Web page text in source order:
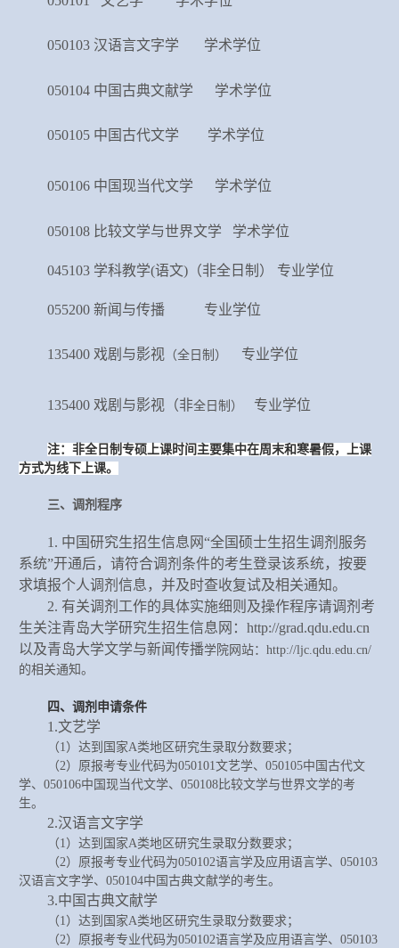
050103 汉语言文字学 学术学位
050104 中国古典文献学 学术学位
050105 中国古代文学 学术学位
050106 中国现当代文学 学术学位
050108 比较文学与世界文学 学术学位
045103 学科教学(语文)（非全日制） 专业学位
055200 新闻与传播 专业学位
135400 戏剧与影视 （全日制） 专业学位
135400 戏剧与影视 （非全日制） 专业学位
注：非全日制专硕上课时间主要集中在周末和寒暑假，上课
方式为线下上课。
三、调剂程序
1. 中国研究生招生信息网“全国硕士生招生调剂服务
系统”开通后，请符合调剂条件的考生登录该系统，按要
求填报个人调剂信息，并及时查收复试及相关通知。
2. 有关调剂工作的具体实施细则及操作程序请调剂考
生关注青岛大学研究生招生信息网：http://grad.qdu.edu.cn
以及青岛大学文学与新闻传播学院网站：http://ljc.qdu.edu.cn/
的相关通知。
四、调剂 申请条件
1.文艺学
（1）达到国家A类地区研究生录取分数要求；
（2）原报考专业代码为050101文艺学、050105中国古代文
学、050106中国现当代文学、050108比较文学与世界文学的考
生。
2.汉语言文字学
（1）达到国家A类地区研究生录取分数要求；
（2）原报考专业代码为050102语言学及应用语言学、050103
汉语言文字学、050104中国古典文献学的考生。
3.中国古典文献学
（1）达到国家A类地区研究生录取分数要求；
（2）原报考专业代码为050102语言学及应用语言学、050103